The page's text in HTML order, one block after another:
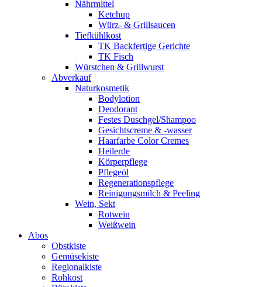
Nährmittel
Ketchup
Würz- & Grillsaucen
Tiefkühlkost
TK Backfertige Gerichte
TK Fisch
Würstchen & Grillwurst
Abverkauf
Naturkosmetik
Bodylotion
Deodorant
Festes Duschgel/Shampoo
Gesichtscreme & -wasser
Haarfarbe Color Cremes
Heilerde
Körperpflege
Pflegeöl
Regenerationspflege
Reinigungsmilch & Peeling
Wein, Sekt
Rotwein
Weißwein
Abos
Obstkiste
Gemüsekiste
Regionalkiste
Rohkost